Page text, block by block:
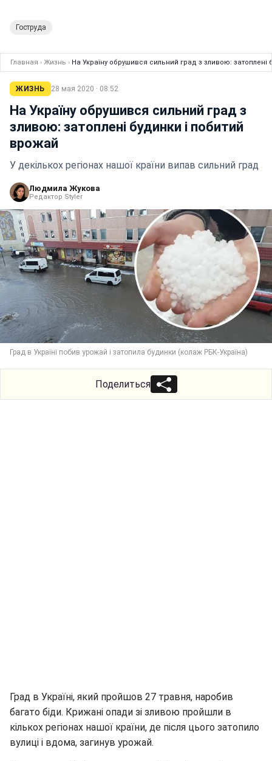
Гоструда
Главная › Жизнь › На Україну обрушився сильний град з зливою: затоплені
ЖИЗНЬ 28 мая 2020 · 08:52
На Україну обрушився сильний град з
зливою: затоплені будинки і побитий
врожай
У декількох регіонах нашої країни випав сильний град
Людмила Жукова
Редактор Styler
Град в Україні побив урожай і затопила будинки (колаж РБК-Україна)
Поделиться
Град в Україні, який пройшов 27 травня, наробив
багато біди. Крижані опади зі зливою пройшли в
кількох регіонах нашої країни, де після цього затопило
вулиці і вдома, загинув урожай.